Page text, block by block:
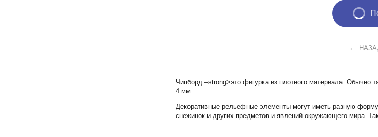
Чипборд –strong>это фигурка из плотного материала.
4 мм.
Декоративные рельефные элементы могут иметь разную
снежинок и других предметов и явлений окружающего мира.